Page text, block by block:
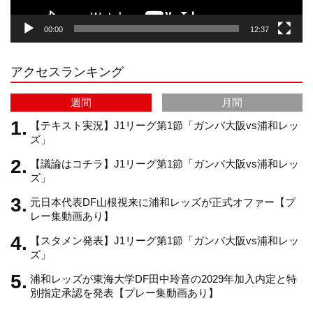
r
a
m
e
C
h
a
n
n
e
00:00 12:37
アクセスランキング
週間
月間
【テキスト実況】J1リーグ第1節「ガンバ大阪vs浦和レッ
ズ」
【議論はコチラ】J1リーグ第1節「ガンバ大阪vs浦和レッ
ズ」
元日本代表DF山根視来に浦和レッズが正式オファー【プ
レー集動画あり】
【スタメン発表】J1リーグ第1節「ガンバ大阪vs浦和レッ
ズ」
浦和レッズが東海大学DF田中玲音の2029年加入内定と特
別指定承認を発表【プレー集動画あり】